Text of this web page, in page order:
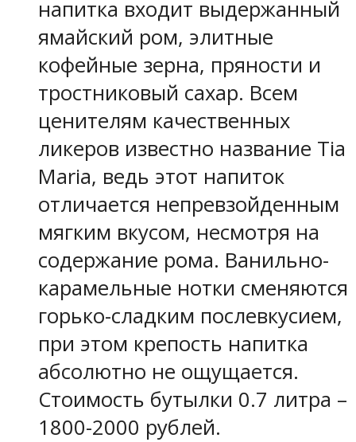
напитка входит выдержанный
ямайский ром, элитные
кофейные зерна, пряности и
тростниковый сахар. Всем
ценителям качественных
ликеров известно название Tia
Maria, ведь этот напиток
отличается непревзойденным
мягким вкусом, несмотря на
содержание рома. Ванильно-
карамельные нотки сменяются
горько-сладким послевкусием,
при этом крепость напитка
абсолютно не ощущается.
Стоимость бутылки 0.7 литра –
1800-2000 рублей.